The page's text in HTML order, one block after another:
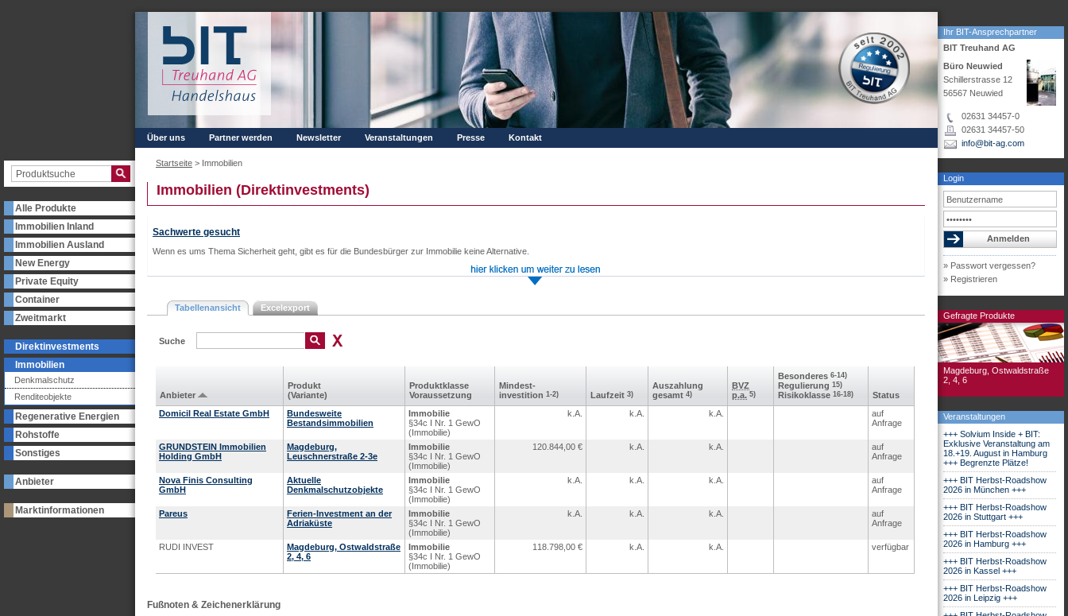
Alle Produkte
Immobilien Inland
Immobilien Ausland
New Energy
Private Equity
Container
Zweitmarkt
Direktinvestments
Immobilien
Denkmalschutz
Renditeobjekte
Regenerative Energien
Rohstoffe
Sonstiges
Anbieter
Marktinformationen
Ihr BIT-Ansprechpartner
BIT Treuhand AG
Büro Neuwied
Schillerstrasse 12
56567 Neuwied
02631 34457-0
02631 34457-50
info@bit-ag.com
Login
» Passwort vergessen?
» Registrieren
Gefragte Produkte
Magdeburg, Ostwaldstraße
2, 4, 6
Veranstaltungen
+++ Solvium Inside + BIT:
Exklusive Veranstaltung am
18.+19. August in Hamburg
+++ Begrenzte Plätze!
+++ BIT Herbst-Roadshow
2026 in München +++
+++ BIT Herbst-Roadshow
2026 in Stuttgart +++
+++ BIT Herbst-Roadshow
2026 in Hamburg +++
+++ BIT Herbst-Roadshow
2026 in Kassel +++
+++ BIT Herbst-Roadshow
2026 in Leipzig +++
Über uns Partner werden Newsletter Veranstaltungen Presse Kontakt
Startseite > Immobilien
Immobilien (Direktinvestments)
Sachwerte gesucht
Wenn es ums Thema Sicherheit geht, gibt es für die Bundesbürger zur Immobilie keine Alternative.
Tabellenansicht Excelexport
Suche
Anbieter
Produkt
(Variante)
Produkt­klasse
Voraus­setzung
Mindest­
investition 1-2) Laufzeit 3)
Aus­zahlung
gesamt 4)
BVZ
p.a. 5)
Besonderes 6-14)
Regulierung 15)
Risikoklasse 16-18)
Status
Domicil Real Estate GmbH
Bundesweite
Bestandsimmobilien
Immobilie
§34c I Nr. 1 GewO
(Immobilie)
k.A. k.A. k.A.
auf
Anfrage
GRUNDSTEIN Immobilien
Holding GmbH
Magdeburg,
Leuschnerstraße 2-3e
Immobilie
§34c I Nr. 1 GewO
(Immobilie)
120.844,00 € k.A. k.A.
auf
Anfrage
Nova Finis Consulting
GmbH
Aktuelle
Denkmalschutzobjekte
Immobilie
§34c I Nr. 1 GewO
(Immobilie)
k.A. k.A. k.A.
auf
Anfrage
Pareus
Ferien-Investment an der
Adriaküste
Immobilie
§34c I Nr. 1 GewO
(Immobilie)
k.A. k.A. k.A.
auf
Anfrage
RUDI INVEST
Magdeburg, Ostwaldstraße
2, 4, 6
Immobilie
§34c I Nr. 1 GewO
(Immobilie)
118.798,00 € k.A. k.A. verfügbar
Fußnoten & Zeichenerklärung